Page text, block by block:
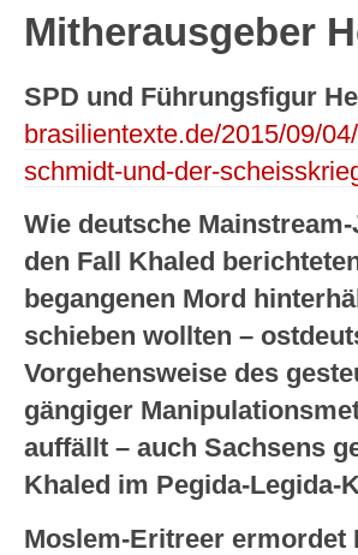
Mitherausgeber
SPD und Führungsfigur
brasilientexte.de/2015/09/
schmidt-und-der-
Wie deutsche
den Fall Khaled
begangenen Mord
schieben wollten –
Vorgehensweise des
gängiger
auffällt – auch Sachsens
Khaled im Pegida-
Moslem-Eritreer ermordet